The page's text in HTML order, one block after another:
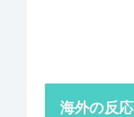
海外の反応